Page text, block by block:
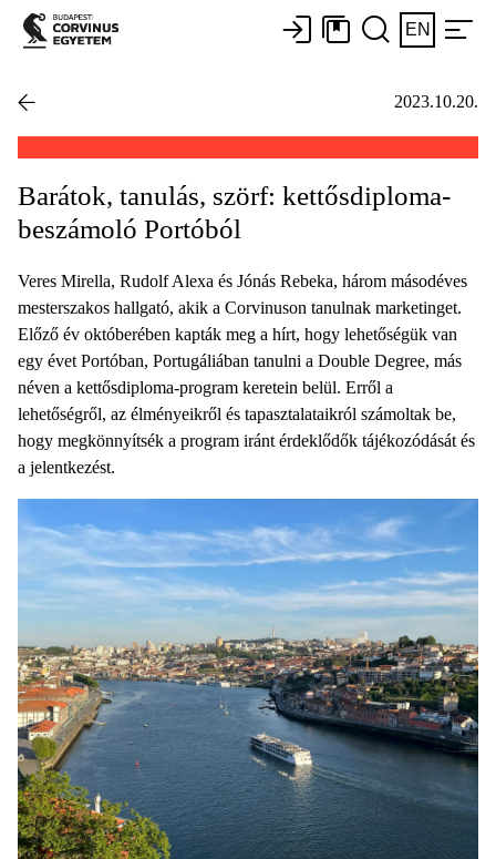
EN
2023.10.20.
Barátok, tanulás, szörf: kettősdiploma-
beszámoló Portóból
Veres Mirella, Rudolf Alexa és Jónás Rebeka, három másodéves
mesterszakos hallgató, akik a Corvinuson tanulnak marketinget.
Előző év októberében kapták meg a hírt, hogy lehetőségük van
egy évet Portóban, Portugáliában tanulni a Double Degree, más
néven a kettősdiploma-program keretein belül. Erről a
lehetőségről, az élményeikről és tapasztalataikról számoltak be,
hogy megkönnyítsék a program iránt érdeklődők tájékozódását és
a jelentkezést.